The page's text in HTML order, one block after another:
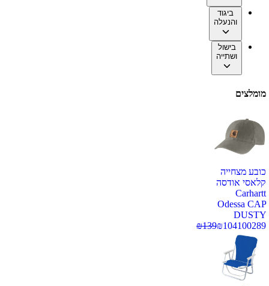
ביגוד
והנעלה
בישול
ושתייה
מומלצים
כובע מצחייה
קלאסי אודסה
Carhartt
Odessa CAP
DUSTY
100289
₪104
₪139